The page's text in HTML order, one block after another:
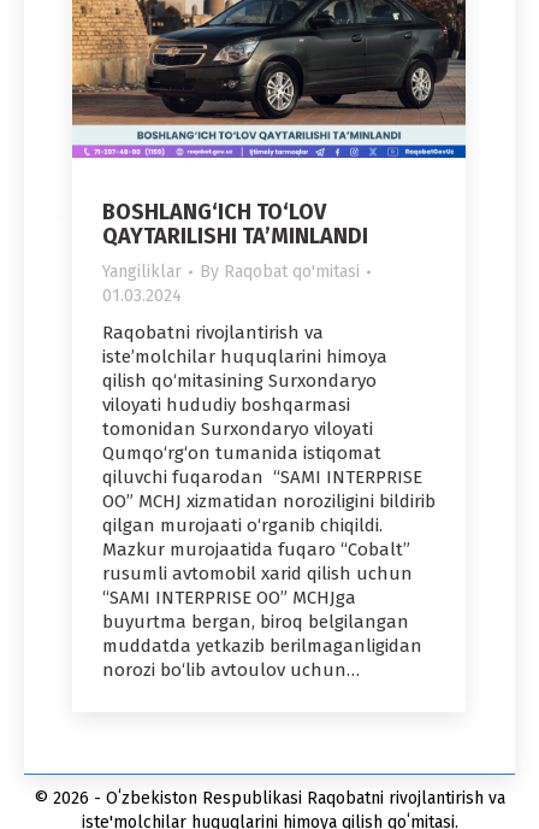
BOSHLANG‘ICH TO‘LOV
QAYTARILISHI TA’MINLANDI
Yangiliklar By Raqobat qo'mitasi
01.03.2024
Raqobatni rivojlantirish va
iste’molchilar huquqlarini himoya
qilish qo‘mitasining Surxondaryo
viloyati hududiy boshqarmasi
tomonidan Surxondaryo viloyati
Qumqo‘rg‘on tumanida istiqomat
qiluvchi fuqarodan “SAMI INTERPRISE
OO” MCHJ xizmatidan noroziligini bildirib
qilgan murojaati o‘rganib chiqildi.
Mazkur murojaatida fuqaro “Cobalt”
rusumli avtomobil xarid qilish uchun
“SAMI INTERPRISE OO” MCHJga
buyurtma bergan, biroq belgilangan
muddatda yetkazib berilmaganligidan
norozi bo‘lib avtoulov uchun…
© 2026 - Oʻzbekiston Respublikasi Raqobatni rivojlantirish va
iste'molchilar huquqlarini himoya qilish qoʻmitasi.